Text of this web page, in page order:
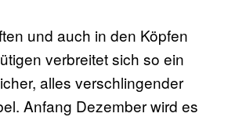
und auch in den Köpfen
verbreitet sich so ein
alles verschlingender
Anfang Dezember wird es